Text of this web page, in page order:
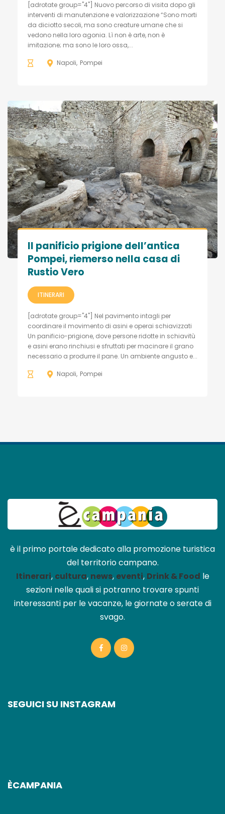
[adrotate group="4"] Nuovo percorso di visita dopo gli
interventi di manutenzione e valorizzazione “Sono morti
da diciotto secoli, ma sono creature umane che si
vedono nella loro agonia. Lì non è arte, non è
imitazione; ma sono le loro ossa,...
Napoli Pompei
Il panificio prigione dell’antica
Pompei, riemerso nella casa di
Rustio Vero
ITINERARI
[adrotate group="4"] Nel pavimento intagli per
coordinare il movimento di asini e operai schiavizzati
Un panificio-prigione, dove persone ridotte in schiavitù
e asini erano rinchiusi e sfruttati per macinare il grano
necessario a produrre il pane. Un ambiente angusto e...
Napoli Pompei
è il primo portale dedicato alla promozione turistica
del territorio campano.
Itinerari, cultura, news, eventi, Drink & Food le
sezioni nelle quali si potranno trovare spunti
interessanti per le vacanze, le giornate o serate di
svago.
SEGUICI SU INSTAGRAM
ÈCAMPANIA